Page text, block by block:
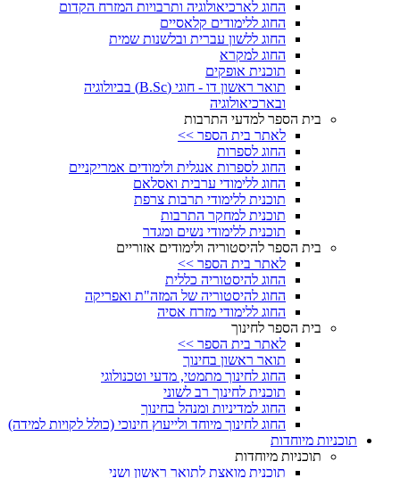
החוג לארכיאולוגיה ותרבויות המזרח הקדום
החוג ללימודים קלאסיים
החוג ללשון עברית ובלשנות שמית
החוג למקרא
תוכנית אופקים
תואר ראשון דו - חוגי (B.Sc) בביולוגיה
ובארכיאולוגיה
בית הספר למדעי התרבות
לאתר בית הספר >>
החוג לספרות
החוג לספרות אנגלית ולימודים אמריקניים
החוג ללימודי ערבית ואסלאם
תוכנית ללימודי תרבות צרפת
תוכנית למחקר התרבות
תוכנית ללימודי נשים ומגדר
בית הספר להיסטוריה ולימודים אזוריים
לאתר בית הספר >>
החוג להיסטוריה כללית
החוג להיסטוריה של המזה"ת ואפריקה
החוג ללימודי מזרח אסיה
בית הספר לחינוך
לאתר בית הספר >>
תואר ראשון בחינוך
החוג לחינוך מתמטי, מדעי וטכנולוגי
תוכנית לחינוך רב לשוני
החוג למדיניות ומנהל בחינוך
החוג לחינוך מיוחד ולייעוץ חינוכי (כולל לקויות למידה)
תוכניות מיוחדות
תוכניות מיוחדות
תוכנית מואצת לתואר ראשון ושני